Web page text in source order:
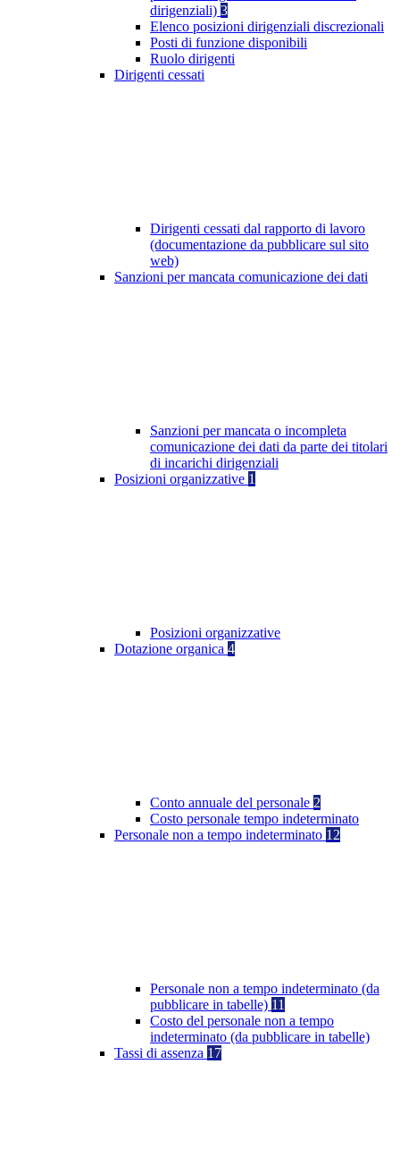
dirigenziali) 3
Elenco posizioni dirigenziali discrezionali
Posti di funzione disponibili
Ruolo dirigenti
Dirigenti cessati
Dirigenti cessati dal rapporto di lavoro
(documentazione da pubblicare sul sito
web)
Sanzioni per mancata comunicazione dei dati
Sanzioni per mancata o incompleta
comunicazione dei dati da parte dei titolari
di incarichi dirigenziali
Posizioni organizzative 1
Posizioni organizzative
Dotazione organica 4
Conto annuale del personale 2
Costo personale tempo indeterminato
Personale non a tempo indeterminato 12
Personale non a tempo indeterminato (da
pubblicare in tabelle) 11
Costo del personale non a tempo
indeterminato (da pubblicare in tabelle)
Tassi di assenza 17